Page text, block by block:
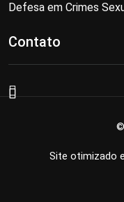
Defesa em Crimes
Contato
Site otimizado